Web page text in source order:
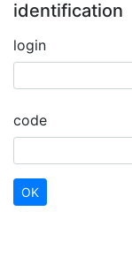
identification
login
code